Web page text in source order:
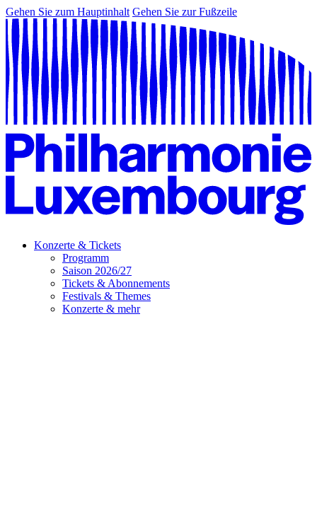
Gehen Sie zum Hauptinhalt Gehen Sie zur Fußzeile
Konzerte & Tickets
Programm
Saison 2026/27
Tickets & Abonnements
Festivals & Themes
Konzerte & mehr